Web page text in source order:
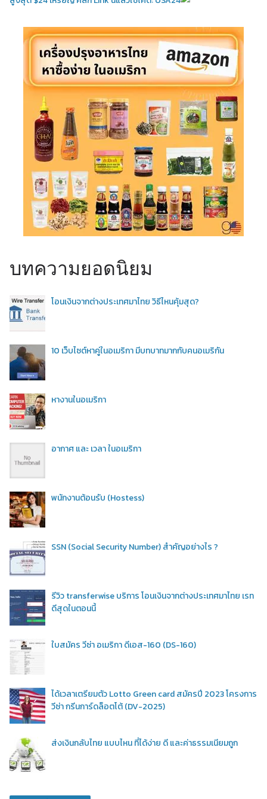
บทความยอดนิยม
โอนเงินจากต่างประเทศมาไทย วิธีไหนคุ้มสุด?
10 เว็บไซต์หาคู่ในอเมริกา มีบทบาทมากกับคนอเมริกัน
หางานในอเมริกา
อากาศ และ เวลา ในอเมริกา
พนักงานต้อนรับ (Hostess)
SSN (Social Security Number) สำคัญอย่างไร ?
รีวิว transferwise บริการ โอนเงินจากต่างประเทศมาไทย เรท
ดีสุดในตอนนี้
ใบสมัคร วีซ่า อเมริกา ดีเอส-160 (DS-160)
ได้เวลาเตรียมตัว Lotto Green card สมัครปี 2023 โครงการ
วีซ่า กรีนการ์ดล็อตโต้ (DV-2025)
ส่งเงินกลับไทย แบบไหน ที่ได้ง่าย ดี และค่าธรรมเนียมถูก